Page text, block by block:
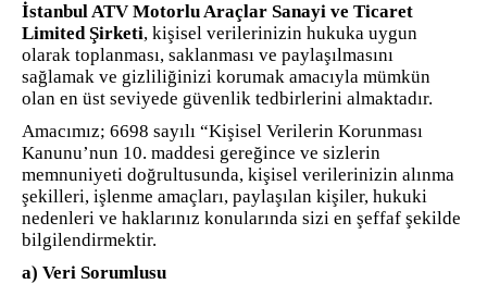
İstanbul ATV Motorlu Araçlar Sanayi ve Ticaret
Limited Şirketi, kişisel verilerinizin hukuka uygun
olarak toplanması, saklanması ve paylaşılmasını
sağlamak ve gizliliğinizi korumak amacıyla mümkün
olan en üst seviyede güvenlik tedbirlerini almaktadır.
Amacımız; 6698 sayılı “Kişisel Verilerin Korunması
Kanunu’nun 10. maddesi gereğince ve sizlerin
memnuniyeti doğrultusunda, kişisel verilerinizin alınma
şekilleri, işlenme amaçları, paylaşılan kişiler, hukuki
nedenleri ve haklarınız konularında sizi en şeffaf şekilde
bilgilendirmektir.
a) Veri Sorumlusu